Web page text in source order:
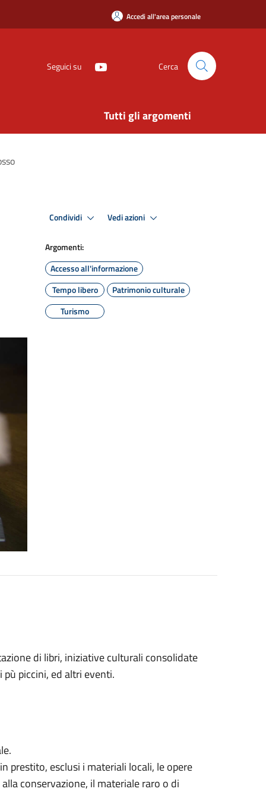
Accedi all'area personale
Seguici su Cerca
Tutti gli argomenti
Condividi Vedi azioni
Argomenti:
Accesso all'informazione
Tempo libero
Patrimonio culturale
Turismo
di libri, iniziative culturali consolidate
piccini, ed altri eventi.
prestito, esclusi i materiali locali, le opere
conservazione, il materiale raro o di